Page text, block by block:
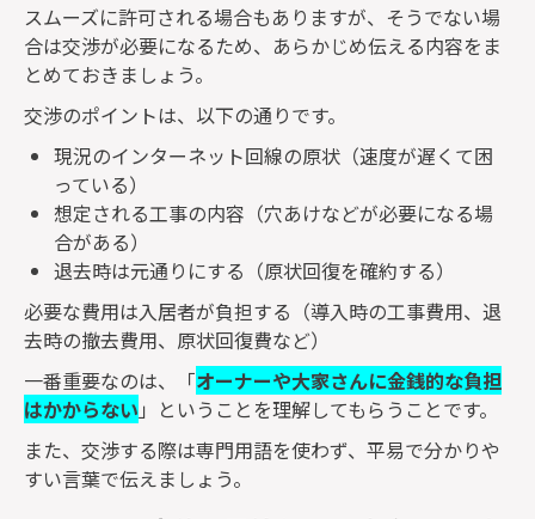
スムーズに許可される場合もありますが、そうでない場
合は交渉が必要になるため、あらかじめ伝える内容をま
とめておきましょう。
交渉のポイントは、以下の通りです。
現況のインターネット回線の原状（速度が遅くて困
っている）
想定される工事の内容（穴あけなどが必要になる場
合がある）
退去時は元通りにする（原状回復を確約する）
必要な費用は入居者が負担する（導入時の工事費用、退
去時の撤去費用、原状回復費など）
一番重要なのは、「オーナーや大家さんに金銭的な負担
はかからない 」ということを理解してもらうことです。
また、交渉する際は専門用語を使わず、平易で分かりや
すい言葉で伝えましょう。